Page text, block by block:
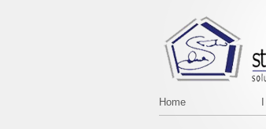
Home